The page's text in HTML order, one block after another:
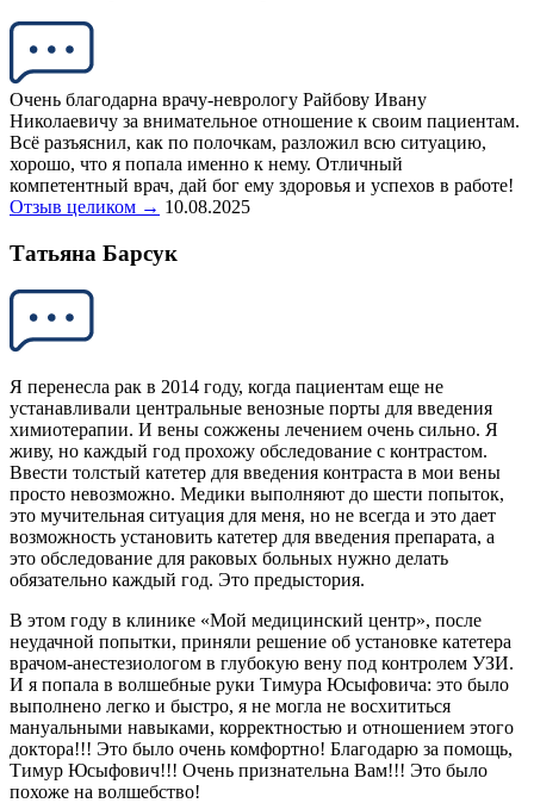
Очень благодарна врачу-неврологу Райбову Ивану
Николаевичу за внимательное отношение к своим пациентам.
Всё разъяснил, как по полочкам, разложил всю ситуацию,
хорошо, что я попала именно к нему. Отличный
компетентный врач, дай бог ему здоровья и успехов в работе!
Отзыв целиком → 10.08.2025
Татьяна Барсук
Я перенесла рак в 2014 году, когда пациентам еще не
устанавливали центральные венозные порты для введения
химиотерапии. И вены сожжены лечением очень сильно. Я
живу, но каждый год прохожу обследование с контрастом.
Ввести толстый катетер для введения контраста в мои вены
просто невозможно. Медики выполняют до шести попыток,
это мучительная ситуация для меня, но не всегда и это дает
возможность установить катетер для введения препарата, а
это обследование для раковых больных нужно делать
обязательно каждый год. Это предыстория.
В этом году в клинике «Мой медицинский центр», после
неудачной попытки, приняли решение об установке катетера
врачом-анестезиологом в глубокую вену под контролем УЗИ.
И я попала в волшебные руки Тимура Юсыфовича: это было
выполнено легко и быстро, я не могла не восхититься
мануальными навыками, корректностью и отношением этого
доктора!!! Это было очень комфортно! Благодарю за помощь,
Тимур Юсыфович!!! Очень признательна Вам!!! Это было
похоже на волшебство!